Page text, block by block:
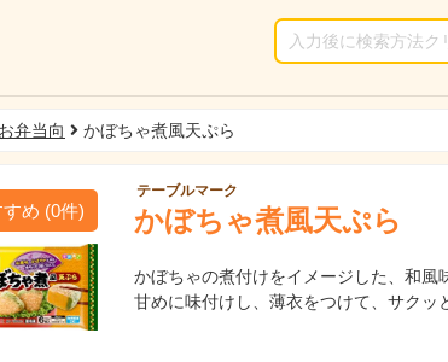
お弁当向 かぼちゃ煮風天ぷら
め (0件)
テーブルマーク
かぼちゃ煮風天ぷら
かぼちゃの煮付けをイメージした、和
甘めに味付けし、薄衣をつけて、サクッ